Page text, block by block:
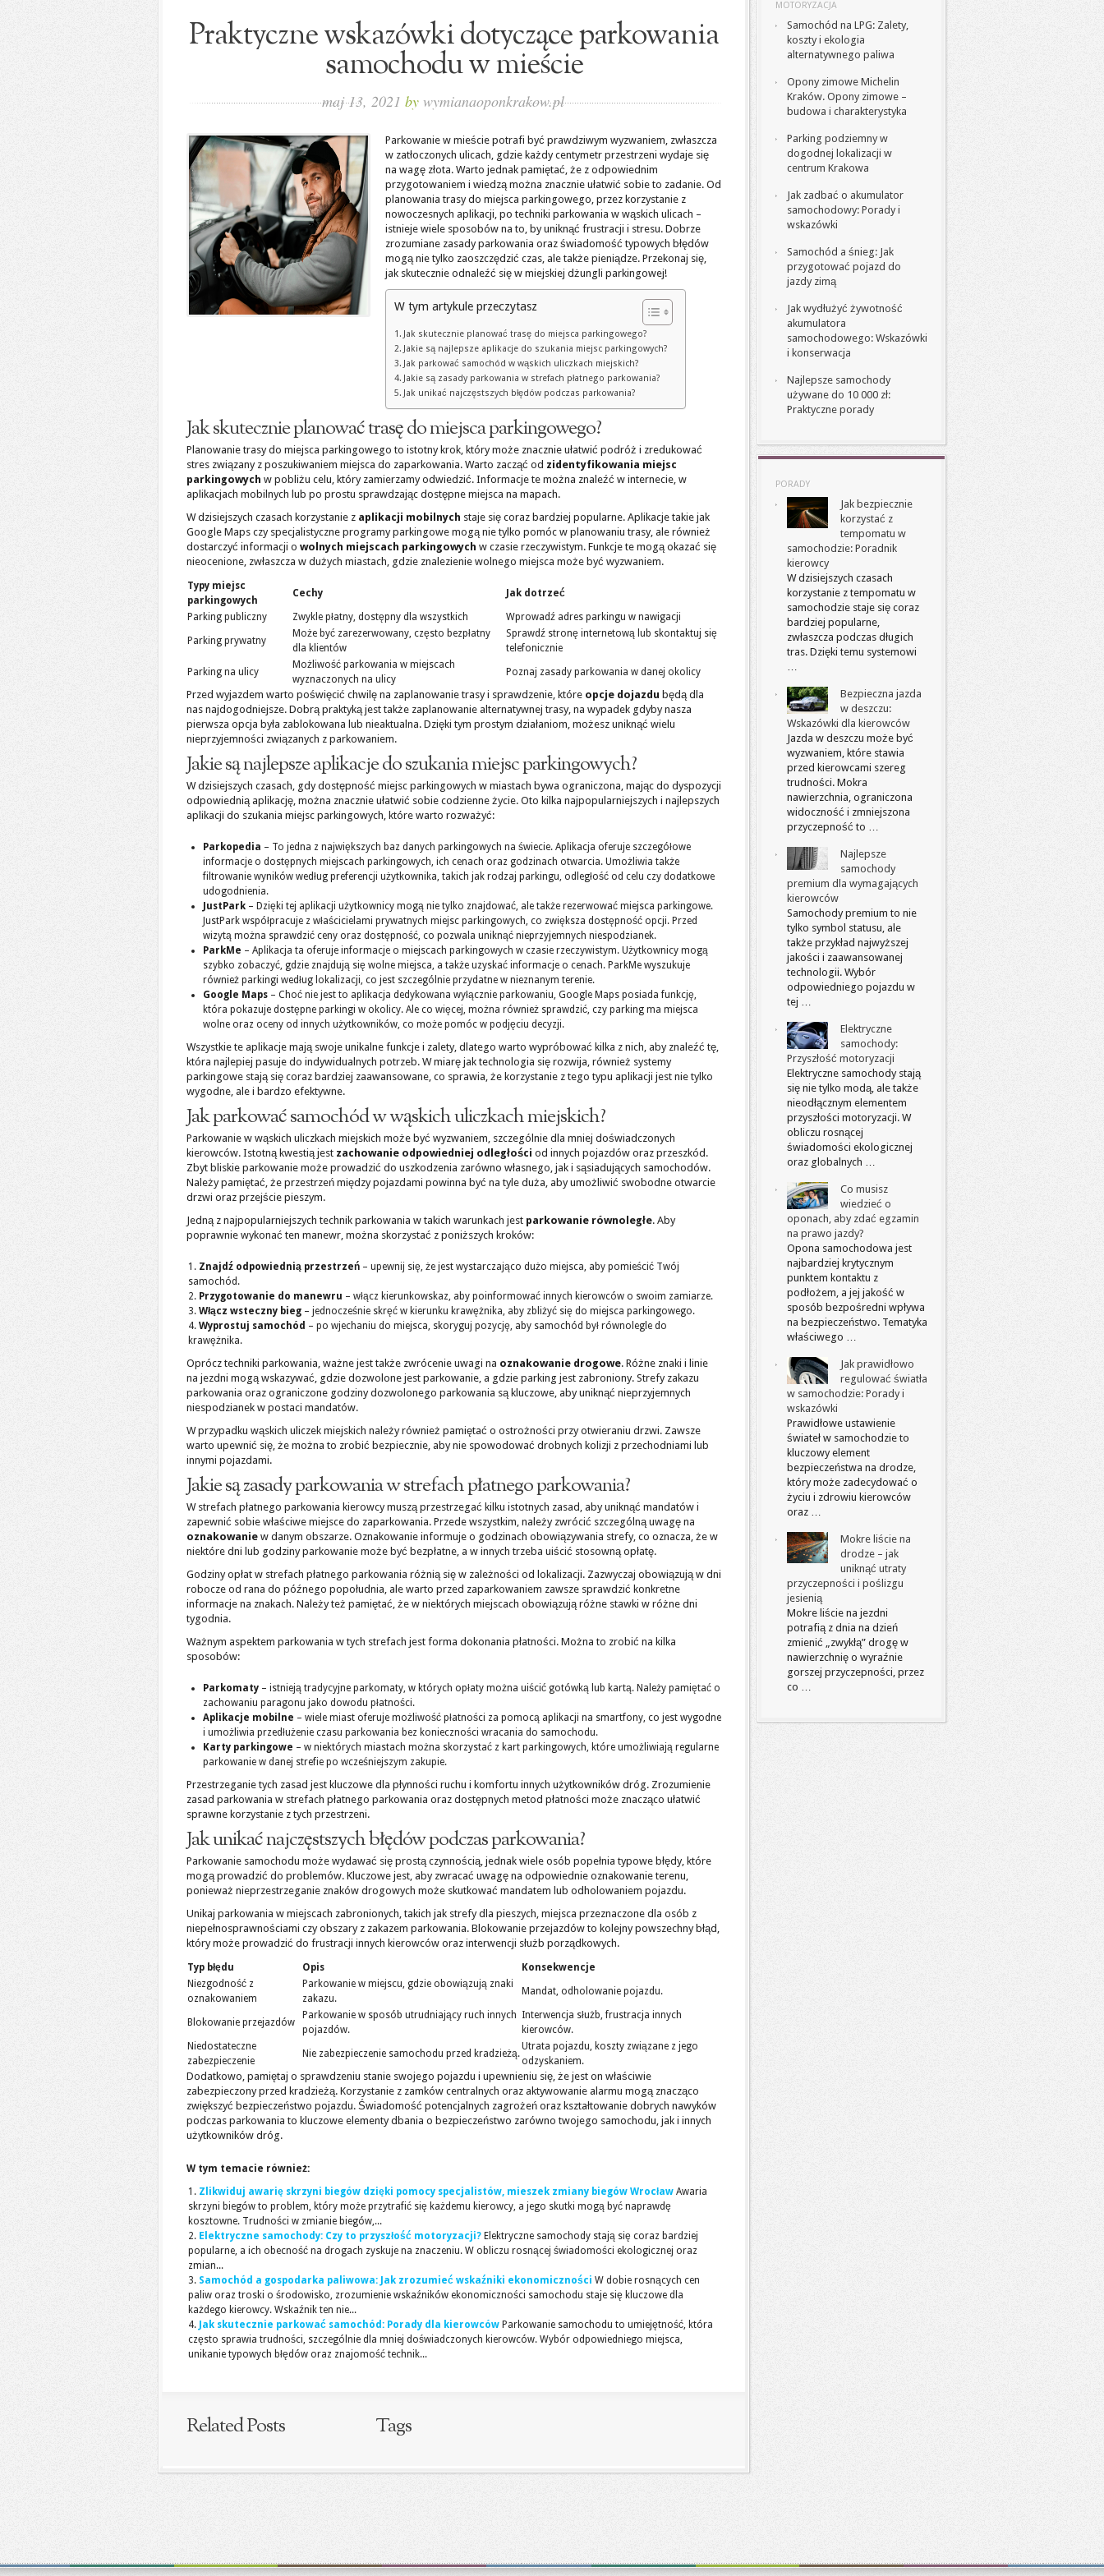
Praktyczne wskazówki dotyczące parkowania
samochodu w mieście
maj 13, 2021 by wymianaoponkrakow.pl
Parkowanie w mieście potrafi być prawdziwym wyzwaniem, zwłaszcza
w zatłoczonych ulicach, gdzie każdy centymetr przestrzeni wydaje się
na wagę złota. Warto jednak pamiętać, że z odpowiednim
przygotowaniem i wiedzą można znacznie ułatwić sobie to zadanie. Od
planowania trasy do miejsca parkingowego, przez korzystanie z
nowoczesnych aplikacji, po techniki parkowania w wąskich ulicach –
istnieje wiele sposobów na to, by uniknąć frustracji i stresu. Dobrze
zrozumiane zasady parkowania oraz świadomość typowych błędów
mogą nie tylko zaoszczędzić czas, ale także pieniądze. Przekonaj się,
jak skutecznie odnaleźć się w miejskiej dżungli parkingowej!
W tym artykule przeczytasz
Jak skutecznie planować trasę do miejsca parkingowego?
Jakie są najlepsze aplikacje do szukania miejsc parkingowych?
Jak parkować samochód w wąskich uliczkach miejskich?
Jakie są zasady parkowania w strefach płatnego parkowania?
Jak unikać najczęstszych błędów podczas parkowania?
Jak skutecznie planować trasę do miejsca parkingowego?
Planowanie trasy do miejsca parkingowego to istotny krok, który może znacznie ułatwić podróż i zredukować
stres związany z poszukiwaniem miejsca do zaparkowania. Warto zacząć od zidentyfikowania miejsc
parkingowych w pobliżu celu, który zamierzamy odwiedzić. Informacje te można znaleźć w internecie, w
aplikacjach mobilnych lub po prostu sprawdzając dostępne miejsca na mapach.
W dzisiejszych czasach korzystanie z aplikacji mobilnych staje się coraz bardziej popularne. Aplikacje takie jak
Google Maps czy specjalistyczne programy parkingowe mogą nie tylko pomóc w planowaniu trasy, ale również
dostarczyć informacji o wolnych miejscach parkingowych w czasie rzeczywistym. Funkcje te mogą okazać się
nieocenione, zwłaszcza w dużych miastach, gdzie znalezienie wolnego miejsca może być wyzwaniem.
Typy miejsc
parkingowych
Cechy Jak dotrzeć
Parking publiczny Zwykle płatny, dostępny dla wszystkich Wprowadź adres parkingu w nawigacji
Parking prywatny
Może być zarezerwowany, często bezpłatny
dla klientów
Sprawdź stronę internetową lub skontaktuj się
telefonicznie
Parking na ulicy
Możliwość parkowania w miejscach
wyznaczonych na ulicy
Poznaj zasady parkowania w danej okolicy
Przed wyjazdem warto poświęcić chwilę na zaplanowanie trasy i sprawdzenie, które opcje dojazdu będą dla
nas najdogodniejsze. Dobrą praktyką jest także zaplanowanie alternatywnej trasy, na wypadek gdyby nasza
pierwsza opcja była zablokowana lub nieaktualna. Dzięki tym prostym działaniom, możesz uniknąć wielu
nieprzyjemności związanych z parkowaniem.
Jakie są najlepsze aplikacje do szukania miejsc parkingowych?
W dzisiejszych czasach, gdy dostępność miejsc parkingowych w miastach bywa ograniczona, mając do dyspozycji
odpowiednią aplikację, można znacznie ułatwić sobie codzienne życie. Oto kilka najpopularniejszych i najlepszych
aplikacji do szukania miejsc parkingowych, które warto rozważyć:
Parkopedia – To jedna z największych baz danych parkingowych na świecie. Aplikacja oferuje szczegółowe
informacje o dostępnych miejscach parkingowych, ich cenach oraz godzinach otwarcia. Umożliwia także
filtrowanie wyników według preferencji użytkownika, takich jak rodzaj parkingu, odległość od celu czy dodatkowe
udogodnienia.
JustPark – Dzięki tej aplikacji użytkownicy mogą nie tylko znajdować, ale także rezerwować miejsca parkingowe.
JustPark współpracuje z właścicielami prywatnych miejsc parkingowych, co zwiększa dostępność opcji. Przed
wizytą można sprawdzić ceny oraz dostępność, co pozwala uniknąć nieprzyjemnych niespodzianek.
ParkMe – Aplikacja ta oferuje informacje o miejscach parkingowych w czasie rzeczywistym. Użytkownicy mogą
szybko zobaczyć, gdzie znajdują się wolne miejsca, a także uzyskać informacje o cenach. ParkMe wyszukuje
również parkingi według lokalizacji, co jest szczególnie przydatne w nieznanym terenie.
Google Maps – Choć nie jest to aplikacja dedykowana wyłącznie parkowaniu, Google Maps posiada funkcję,
która pokazuje dostępne parkingi w okolicy. Ale co więcej, można również sprawdzić, czy parking ma miejsca
wolne oraz oceny od innych użytkowników, co może pomóc w podjęciu decyzji.
Wszystkie te aplikacje mają swoje unikalne funkcje i zalety, dlatego warto wypróbować kilka z nich, aby znaleźć tę,
która najlepiej pasuje do indywidualnych potrzeb. W miarę jak technologia się rozwija, również systemy
parkingowe stają się coraz bardziej zaawansowane, co sprawia, że korzystanie z tego typu aplikacji jest nie tylko
wygodne, ale i bardzo efektywne.
Jak parkować samochód w wąskich uliczkach miejskich?
Parkowanie w wąskich uliczkach miejskich może być wyzwaniem, szczególnie dla mniej doświadczonych
kierowców. Istotną kwestią jest zachowanie odpowiedniej odległości od innych pojazdów oraz przeszkód.
Zbyt bliskie parkowanie może prowadzić do uszkodzenia zarówno własnego, jak i sąsiadujących samochodów.
Należy pamiętać, że przestrzeń między pojazdami powinna być na tyle duża, aby umożliwić swobodne otwarcie
drzwi oraz przejście pieszym.
Jedną z najpopularniejszych technik parkowania w takich warunkach jest parkowanie równoległe. Aby
poprawnie wykonać ten manewr, można skorzystać z poniższych kroków:
Znajdź odpowiednią przestrzeń – upewnij się, że jest wystarczająco dużo miejsca, aby pomieścić Twój
samochód.
Przygotowanie do manewru – włącz kierunkowskaz, aby poinformować innych kierowców o swoim zamiarze.
Włącz wsteczny bieg – jednocześnie skręć w kierunku krawężnika, aby zbliżyć się do miejsca parkingowego.
Wyprostuj samochód – po wjechaniu do miejsca, skoryguj pozycję, aby samochód był równolegle do
krawężnika.
Oprócz techniki parkowania, ważne jest także zwrócenie uwagi na oznakowanie drogowe. Różne znaki i linie
na jezdni mogą wskazywać, gdzie dozwolone jest parkowanie, a gdzie parking jest zabroniony. Strefy zakazu
parkowania oraz ograniczone godziny dozwolonego parkowania są kluczowe, aby uniknąć nieprzyjemnych
niespodzianek w postaci mandatów.
W przypadku wąskich uliczek miejskich należy również pamiętać o ostrożności przy otwieraniu drzwi. Zawsze
warto upewnić się, że można to zrobić bezpiecznie, aby nie spowodować drobnych kolizji z przechodniami lub
innymi pojazdami.
Jakie są zasady parkowania w strefach płatnego parkowania?
W strefach płatnego parkowania kierowcy muszą przestrzegać kilku istotnych zasad, aby uniknąć mandatów i
zapewnić sobie właściwe miejsce do zaparkowania. Przede wszystkim, należy zwrócić szczególną uwagę na
oznakowanie w danym obszarze. Oznakowanie informuje o godzinach obowiązywania strefy, co oznacza, że w
niektóre dni lub godziny parkowanie może być bezpłatne, a w innych trzeba uiścić stosowną opłatę.
Godziny opłat w strefach płatnego parkowania różnią się w zależności od lokalizacji. Zazwyczaj obowiązują w dni
robocze od rana do późnego popołudnia, ale warto przed zaparkowaniem zawsze sprawdzić konkretne
informacje na znakach. Należy też pamiętać, że w niektórych miejscach obowiązują różne stawki w różne dni
tygodnia.
Ważnym aspektem parkowania w tych strefach jest forma dokonania płatności. Można to zrobić na kilka
sposobów:
Parkomaty – istnieją tradycyjne parkomaty, w których opłaty można uiścić gotówką lub kartą. Należy pamiętać o
zachowaniu paragonu jako dowodu płatności.
Aplikacje mobilne – wiele miast oferuje możliwość płatności za pomocą aplikacji na smartfony, co jest wygodne
i umożliwia przedłużenie czasu parkowania bez konieczności wracania do samochodu.
Karty parkingowe – w niektórych miastach można skorzystać z kart parkingowych, które umożliwiają regularne
parkowanie w danej strefie po wcześniejszym zakupie.
Przestrzeganie tych zasad jest kluczowe dla płynności ruchu i komfortu innych użytkowników dróg. Zrozumienie
zasad parkowania w strefach płatnego parkowania oraz dostępnych metod płatności może znacząco ułatwić
sprawne korzystanie z tych przestrzeni.
Jak unikać najczęstszych błędów podczas parkowania?
Parkowanie samochodu może wydawać się prostą czynnością, jednak wiele osób popełnia typowe błędy, które
mogą prowadzić do problemów. Kluczowe jest, aby zwracać uwagę na odpowiednie oznakowanie terenu,
ponieważ nieprzestrzeganie znaków drogowych może skutkować mandatem lub odholowaniem pojazdu.
Unikaj parkowania w miejscach zabronionych, takich jak strefy dla pieszych, miejsca przeznaczone dla osób z
niepełnosprawnościami czy obszary z zakazem parkowania. Blokowanie przejazdów to kolejny powszechny błąd,
który może prowadzić do frustracji innych kierowców oraz interwencji służb porządkowych.
Typ błędu Opis
Konsekwencje
Niezgodność z
oznakowaniem
Parkowanie w miejscu, gdzie obowiązują znaki
zakazu.
Mandat, odholowanie pojazdu.
Blokowanie przejazdów
Parkowanie w sposób utrudniający ruch innych
pojazdów.
Interwencja służb, frustracja innych
kierowców.
Niedostateczne
zabezpieczenie
Nie zabezpieczenie samochodu przed kradzieżą.
Utrata pojazdu, koszty związane z jego
odzyskaniem.
Dodatkowo, pamiętaj o sprawdzeniu stanie swojego pojazdu i upewnieniu się, że jest on właściwie
zabezpieczony przed kradzieżą. Korzystanie z zamków centralnych oraz aktywowanie alarmu mogą znacząco
zwiększyć bezpieczeństwo pojazdu. Świadomość potencjalnych zagrożeń oraz kształtowanie dobrych nawyków
podczas parkowania to kluczowe elementy dbania o bezpieczeństwo zarówno twojego samochodu, jak i innych
użytkowników dróg.
W tym temacie również:
Zlikwiduj awarię skrzyni biegów dzięki pomocy specjalistów, mieszek zmiany biegów Wrocław Awaria
skrzyni biegów to problem, który może przytrafić się każdemu kierowcy, a jego skutki mogą być naprawdę
kosztowne. Trudności w zmianie biegów,...
Elektryczne samochody: Czy to przyszłość motoryzacji? Elektryczne samochody stają się coraz bardziej
popularne, a ich obecność na drogach zyskuje na znaczeniu. W obliczu rosnącej świadomości ekologicznej oraz
zmian...
Samochód a gospodarka paliwowa: Jak zrozumieć wskaźniki ekonomiczności W dobie rosnących cen
paliw oraz troski o środowisko, zrozumienie wskaźników ekonomiczności samochodu staje się kluczowe dla
każdego kierowcy. Wskaźnik ten nie...
Jak skutecznie parkować samochód: Porady dla kierowców Parkowanie samochodu to umiejętność, która
często sprawia trudności, szczególnie dla mniej doświadczonych kierowców. Wybór odpowiedniego miejsca,
unikanie typowych błędów oraz znajomość technik...
Related Posts Tags
MOTORYZACJA
Samochód na LPG: Zalety,
koszty i ekologia
alternatywnego paliwa
Opony zimowe Michelin
Kraków. Opony zimowe –
budowa i charakterystyka
Parking podziemny w
dogodnej lokalizacji w
centrum Krakowa
Jak zadbać o akumulator
samochodowy: Porady i
wskazówki
Samochód a śnieg: Jak
przygotować pojazd do
jazdy zimą
Jak wydłużyć żywotność
akumulatora
samochodowego: Wskazówki
i konserwacja
Najlepsze samochody
używane do 10 000 zł:
Praktyczne porady
PORADY
Jak bezpiecznie
korzystać z
tempomatu w
samochodzie: Poradnik
kierowcy
W dzisiejszych czasach
korzystanie z tempomatu w
samochodzie staje się coraz
bardziej popularne,
zwłaszcza podczas długich
tras. Dzięki temu systemowi
…
Bezpieczna jazda
w deszczu:
Wskazówki dla kierowców
Jazda w deszczu może być
wyzwaniem, które stawia
przed kierowcami szereg
trudności. Mokra
nawierzchnia, ograniczona
widoczność i zmniejszona
przyczepność to …
Najlepsze
samochody
premium dla wymagających
kierowców
Samochody premium to nie
tylko symbol statusu, ale
także przykład najwyższej
jakości i zaawansowanej
technologii. Wybór
odpowiedniego pojazdu w
tej …
Elektryczne
samochody:
Przyszłość motoryzacji
Elektryczne samochody stają
się nie tylko modą, ale także
nieodłącznym elementem
przyszłości motoryzacji. W
obliczu rosnącej
świadomości ekologicznej
oraz globalnych …
Co musisz
wiedzieć o
oponach, aby zdać egzamin
na prawo jazdy?
Opona samochodowa jest
najbardziej krytycznym
punktem kontaktu z
podłożem, a jej jakość w
sposób bezpośredni wpływa
na bezpieczeństwo. Tematyka
właściwego …
Jak prawidłowo
regulować światła
w samochodzie: Porady i
wskazówki
Prawidłowe ustawienie
świateł w samochodzie to
kluczowy element
bezpieczeństwa na drodze,
który może zadecydować o
życiu i zdrowiu kierowców
oraz …
Mokre liście na
drodze – jak
uniknąć utraty
przyczepności i poślizgu
jesienią
Mokre liście na jezdni
potrafią z dnia na dzień
zmienić „zwykłą” drogę w
nawierzchnię o wyraźnie
gorszej przyczepności, przez
co …